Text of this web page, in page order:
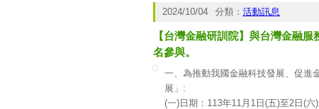
述其生產流程丶生產能力以及生產效
三、貴公司為本市轄區內實收資本額
名）（網址連結：
市板橋區中山路1段161號4樓）。
五、本次活動全程免費（停車費請自
2024/10/04
分類： 活動訊息
【台灣金融研訓院】與台灣金融
名參與。
一、為推動我國金融科技發展、促進
展」:
(一)日期：113年11月1日(五)至2日(六